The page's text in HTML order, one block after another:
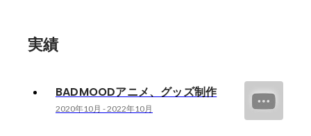
実績
BADMOODアニメ、グッズ制作
2020年10月 -2022年10月